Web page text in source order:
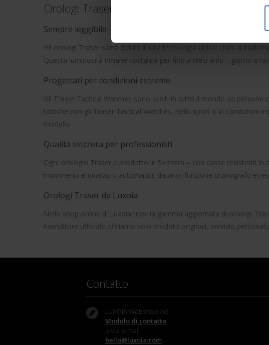
Orologi Traser – Precisione tattica & visibilità
Sempre leggibile – anche al buio
Gli orologi Traser sono dotati di una tecnologia unica: i tubi
Questa luminosità rimane costante per fino a dieci anni – giorno e
Progettati per condizioni estreme
Gli Traser Tactical Watches sono scelti in tutto il mondo da persone
tattiche con gli Traser Tactical Watches, nello sport o in condizioni
modello.
Qualità svizzera per professionisti
Ogni orologio Traser è prodotto in Svizzera – con casse resistenti
movimenti al quarzo o automatici, datario, funzione cronografo e
Orologi Traser da Luxoia
Nello shop online di Luxoia trovi la gamma aggiornata di orologi
rivenditore ufficiale offriamo solo prodotti originali, servizio
Contatto
LUXOIA Webshop AG
Modulo di contatto
o via e-mail
hello@luxoia.com